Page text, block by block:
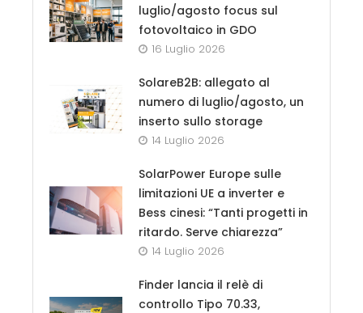
luglio/agosto focus sul
fotovoltaico in GDO
16 Luglio 2026
SolareB2B: allegato al
numero di luglio/agosto, un
inserto sullo storage
14 Luglio 2026
SolarPower Europe sulle
limitazioni UE a inverter e
Bess cinesi: “Tanti progetti in
ritardo. Serve chiarezza”
14 Luglio 2026
Finder lancia il relè di
controllo Tipo 70.33,